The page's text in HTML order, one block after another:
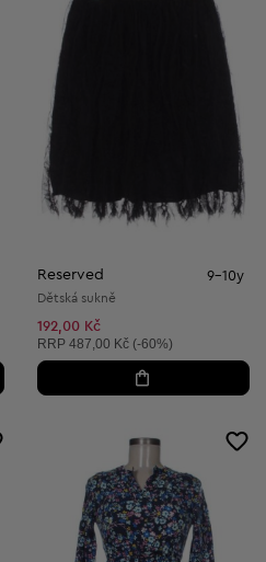
Reserved 9-10y
Dětská sukně
192,00 Kč
Doporučená cena:
RRP 487,00 Kč (-60%)